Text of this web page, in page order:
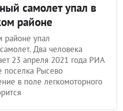
самолет упал в
районе
районе упал
Два человека
23 апреля 2021 года РИА
поселка Рысево
в поле легкомоторного